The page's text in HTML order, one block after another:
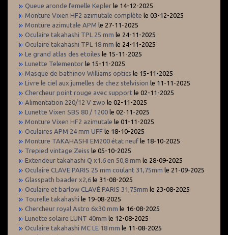
Queue aronde femelle Kepler le 14-12-2025
Monture Vixen HF2 azimutale complète le 03-12-2025
Monture azimutale APM le 27-11-2025
Oculaire takahashi TPL 25 mm le 24-11-2025
Oculaire takahashi TPL 18 mm le 24-11-2025
Le grand atlas des etoiles le 15-11-2025
Lunette Telementor le 15-11-2025
Masque de bathinov Williams optics le 15-11-2025
Livre le ciel aux jumelles de chez stelvision le 11-11-2025
Chercheur point rouge avec support le 02-11-2025
Alimentation 220/12 V zwo le 02-11-2025
Lunette Vixen SBS 80 / 1200 le 02-11-2025
Monture Vixen HF2 azimutale le 01-11-2025
Oculaires APM 24 mm UFF le 18-10-2025
Monture TAKAHASHI EM200 état neuf le 18-10-2025
Trepied vintage Zeiss le 05-10-2025
Extendeur takahashi Q x1.6 en 50,8 mm le 28-09-2025
Oculaire CLAVE PARIS 25 mm coulant 31,75mm le 21-09-2025
Glasspath baader x2,6 le 31-08-2025
Oculaire et barlow CLAVÉ PARIS 31,75mm le 23-08-2025
Tourelle takahashi le 19-08-2025
Chercheur royal Astro 6x30 mm le 16-08-2025
Lunette solaire LUNT 40mm le 12-08-2025
Oculaire takahashi MC LE 18 mm le 11-08-2025